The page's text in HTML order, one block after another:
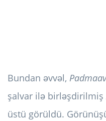
Bundan əvvəl,
şalvar ilə birləşdirilmiş
üstü görüldü.